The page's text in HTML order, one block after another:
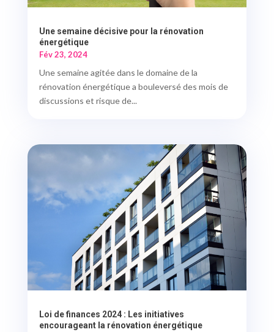
Une semaine décisive pour la rénovation
énergétique
Fév 23, 2024
Une semaine agitée dans le domaine de la
rénovation énergétique a bouleversé des mois de
discussions et risque de...
Loi de finances 2024 : Les initiatives
encourageant la rénovation énergétique